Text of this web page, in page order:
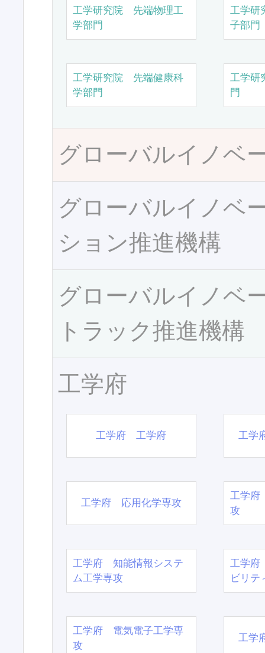
工学研究院 先端物理工
学部門
工学研
子部門
工学研究院 先端健康科
学部門
工学研
門
グローバルイノベ
グローバルイノベ
ション推進機構
グローバルイノベ
トラック推進機構
工学府
工学府 工学府 工学
工学府 応用化学専攻
工学府
攻
工学府 知能情報システ
ム工学専攻
工学府
ビリテ
工学府 電気電子工学専
攻
工学